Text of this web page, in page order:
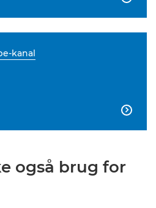
kanal

også brug for